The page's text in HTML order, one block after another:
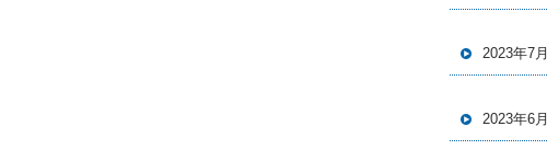
2023年7月
2023年6月